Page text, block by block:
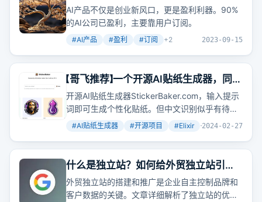
费，名单里90%的公司已经实现盈利，
几乎所有盈利公司的盈利都来自于用户
订阅贡献
AI产品不仅是创业新风口，更是盈利利器。90%
的AI公司已盈利，主要靠用户订阅。
#AI产品 #盈利 #订阅 +2 2023-09-15
【哥飞推荐】一个开源AI贴纸生成器，同时
也是
开源AI贴纸生成器StickerBaker.com，输入提示
词即可生成个性化贴纸。但中文识别似乎有待改
进，部署需Elixir语言基础。
#AI贴纸生成器 #开源项目 #Elixir +3
2024-02-27
什么是独立站？如何给外贸独立站引流
推广？
外贸独立站的搭建和推广是企业自主控制品牌和
客户数据的关键。文章详细解析了独立站的优